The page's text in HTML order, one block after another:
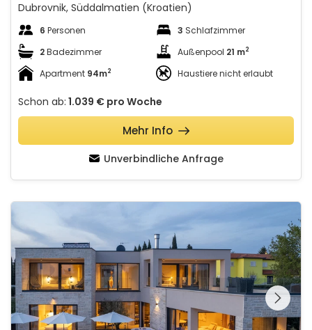
Dubrovnik, Süddalmatien (Kroatien)
6 Personen 3 Schlafzimmer
2Badezimmer Außenpool 21 m2
Apartment 94m2 Haustiere nicht erlaubt
Schon ab: 1.039 € pro Woche
Unverbindliche Anfrage
Mehr Info
Villa Caruso
Schauen Sie sich die
gesamte Galerie